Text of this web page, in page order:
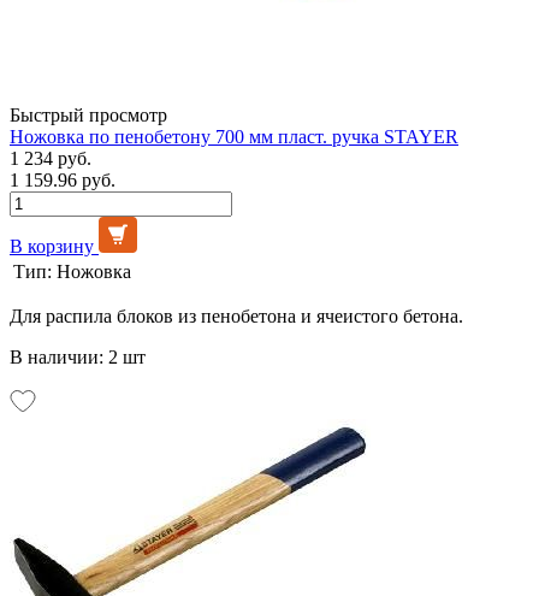
Быстрый просмотр
Ножовка по пенобетону 700 мм пласт. ручка STAYER
1 234 руб.
1 159.96 руб.
В корзину
Тип: Ножовка
Для распила блоков из пенобетона и ячеистого бетона.
В наличии: 2 шт